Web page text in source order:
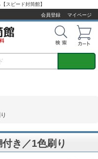
スピード封筒館】
会員登録
マイページ
き／1色刷り